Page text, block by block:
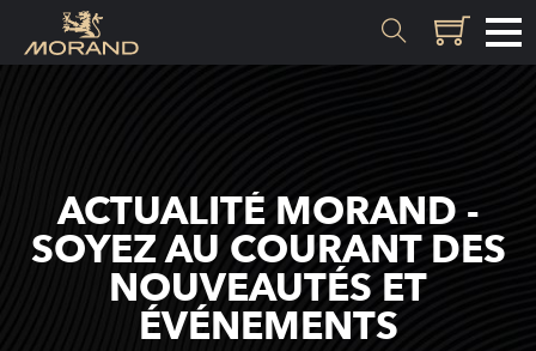
Valais
SAVOIR-FAIRE
ACTUALITÉ MORAND -
SOYEZ AU COURANT DES
NOUVEAUTÉS ET
ÉVÉNEMENTS